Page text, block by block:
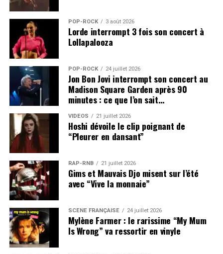
POP-ROCK 3 août 2026
Lorde interrompt 3 fois son concert à
Lollapalooza
POP-ROCK 24 juillet 2026
Jon Bon Jovi interrompt son concert au
Madison Square Garden après 90
minutes : ce que l’on sait…
VIDEOS 21 juillet 2026
Hoshi dévoile le clip poignant de
“Pleurer en dansant”
RAP-RNB 21 juillet 2026
Gims et Mauvais Djo misent sur l’été
avec “Vive la monnaie”
SCÈNE FRANÇAISE 24 juillet 2026
Mylène Farmer : le rarissime “My Mum
Is Wrong” va ressortir en vinyle